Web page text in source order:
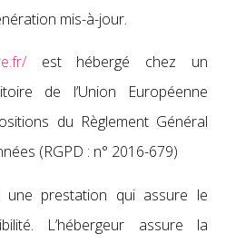
mis-à-jour.
est hébergé chez un
de l’Union Européenne
du Règlement Général
(RGPD : n° 2016-679)
une prestation qui assure le
L’hébergeur assure la